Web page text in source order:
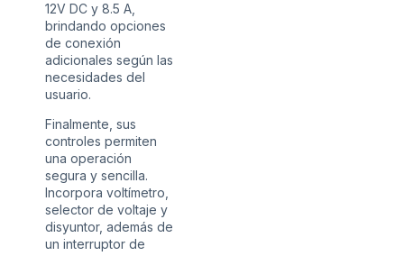
12V DC y 8.5 A,
brindando opciones
de conexión
adicionales según las
necesidades del
usuario.
Finalmente, sus
controles permiten
una operación
segura y sencilla.
Incorpora voltímetro,
selector de voltaje y
disyuntor, además de
un interruptor de